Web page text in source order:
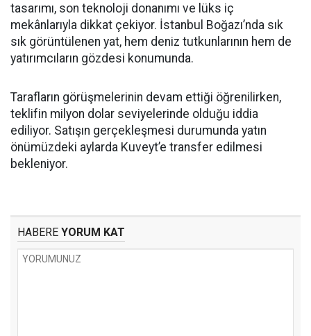
tasarımı, son teknoloji donanımı ve lüks iç
mekânlarıyla dikkat çekiyor. İstanbul Boğazı’nda sık
sık görüntülenen yat, hem deniz tutkunlarının hem de
yatırımcıların gözdesi konumunda.
Tarafların görüşmelerinin devam ettiği öğrenilirken,
teklifin milyon dolar seviyelerinde olduğu iddia
ediliyor. Satışın gerçekleşmesi durumunda yatın
önümüzdeki aylarda Kuveyt’e transfer edilmesi
bekleniyor.
HABERE YORUM KAT